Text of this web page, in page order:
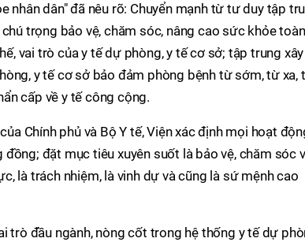
nhân dân" đã nêu rõ: Chuyển mạnh từ tư duy tập
trọng bảo vệ, chăm sóc, nâng cao sức khỏe toàn
vai trò của y tế dự phòng, y tế cơ sở; tập trung xây
y tế cơ sở bảo đảm phòng bệnh từ sớm, từ xa,
cấp về y tế công cộng.
Chính phủ và Bộ Y tế, Viện xác định mọi hoạt
đặt mục tiêu xuyên suốt là bảo vệ, chăm sóc
là trách nhiệm, là vinh dự và cũng là sứ mệnh cao
trò đầu ngành, nòng cốt trong hệ thống y tế dự